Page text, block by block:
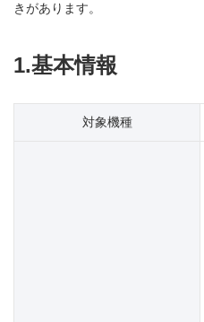
きがあります。
1.基本情報
対象機種